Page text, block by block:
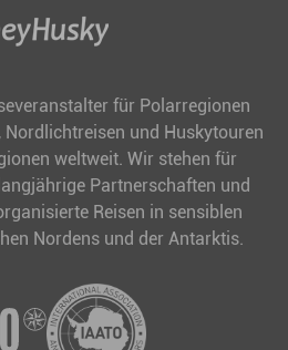
für Polarregionen
Nordlichtreisen und Huskytouren
weltweit. Wir stehen für
Partnerschaften und
Reisen in sensiblen
Nordens und der Antarktis.